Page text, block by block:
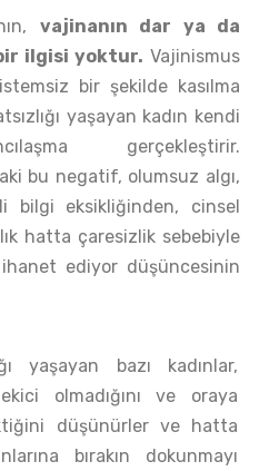
vajinanın dar ya da
ilgisi yoktur. Vajinismus
bir şekilde kasılma
yaşayan kadın kendi
gerçekleştirir.
bu negatif, olumsuz algı,
bilgi eksikliğinden, cinsel
hatta çaresizlik sebebiyle
ediyor düşüncesinin
yaşayan bazı kadınlar,
olmadığını ve oraya
düşünürler ve hatta
bırakın dokunmayı